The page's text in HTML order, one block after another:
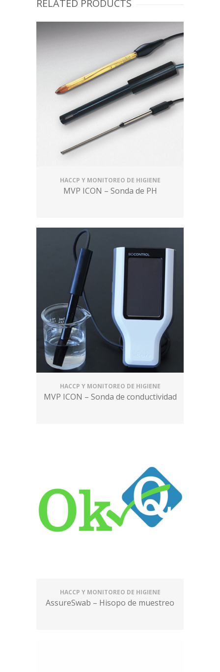
RELATED PRODUCTS
HACCP Y MONITOREO DE HIGIENE
MVP ICON – Sonda de PH
HACCP Y MONITOREO DE HIGIENE
MVP ICON – Sonda de conductividad
HACCP Y MONITOREO DE HIGIENE
AssureSwab – Hisopo de muestreo